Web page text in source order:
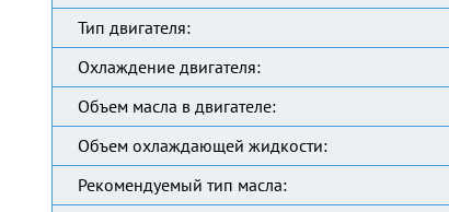
Тип двигателя:
Охлаждение двигателя:
Объем масла в двигателе:
Объем охлаждающей жидкости:
Рекомендуемый тип масла: